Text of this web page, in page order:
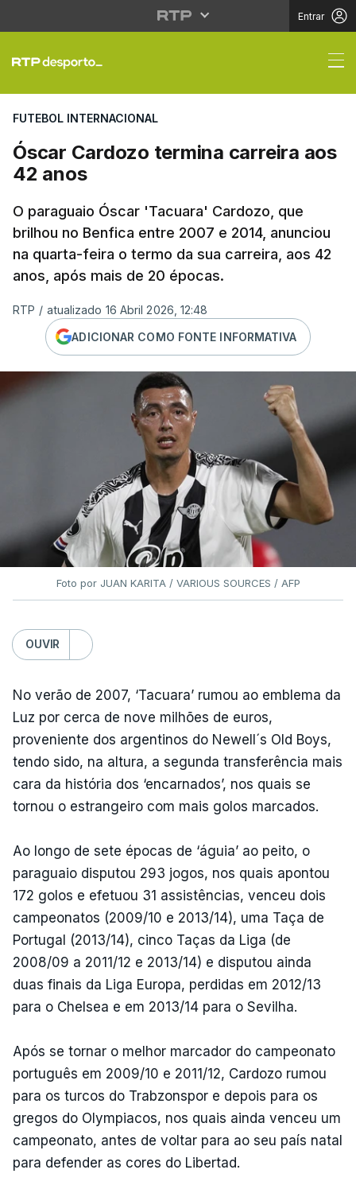
Entrar
Óscar Cardozo
FUTEBOL INTERNACIONAL
Óscar Cardozo termina carreira aos
42 anos
O paraguaio Óscar 'Tacuara' Cardozo, que
brilhou no Benfica entre 2007 e 2014, anunciou
na quarta-feira o termo da sua carreira, aos 42
anos, após mais de 20 épocas.
RTP / atualizado 16 Abril 2026, 12:48
ADICIONAR COMO FONTE INFORMATIVA
Foto por JUAN KARITA / VARIOUS SOURCES / AFP
OUVIR
No verão de 2007, ‘Tacuara’ rumou ao emblema da
Luz por cerca de nove milhões de euros,
proveniente dos argentinos do Newell´s Old Boys,
tendo sido, na altura, a segunda transferência mais
cara da história dos ‘encarnados’, nos quais se
tornou o estrangeiro com mais golos marcados.
Ao longo de sete épocas de ‘águia’ ao peito, o
paraguaio disputou 293 jogos, nos quais apontou
172 golos e efetuou 31 assistências, venceu dois
campeonatos (2009/10 e 2013/14), uma Taça de
Portugal (2013/14), cinco Taças da Liga (de
2008/09 a 2011/12 e 2013/14) e disputou ainda
duas finais da Liga Europa, perdidas em 2012/13
para o Chelsea e em 2013/14 para o Sevilha.
Após se tornar o melhor marcador do campeonato
português em 2009/10 e 2011/12, Cardozo rumou
para os turcos do Trabzonspor e depois para os
gregos do Olympiacos, nos quais ainda venceu um
campeonato, antes de voltar para ao seu país natal
para defender as cores do Libertad.